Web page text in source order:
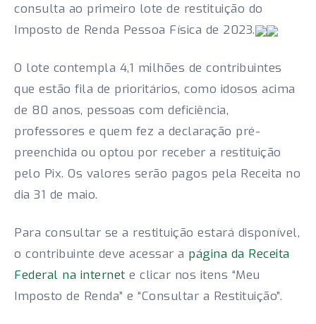
consulta ao primeiro lote de restituição do
Imposto de Renda Pessoa Física de 2023.
O lote contempla 4,1 milhões de contribuintes
que estão fila de prioritários, como idosos acima
de 80 anos, pessoas com deficiência,
professores e quem fez a declaração pré-
preenchida ou optou por receber a restituição
pelo Pix. Os valores serão pagos pela Receita no
dia 31 de maio.
Para consultar se a restituição estará disponível,
o contribuinte deve acessar a página da Receita
Federal na internet e clicar nos itens “Meu
Imposto de Renda” e “Consultar a Restituição”.